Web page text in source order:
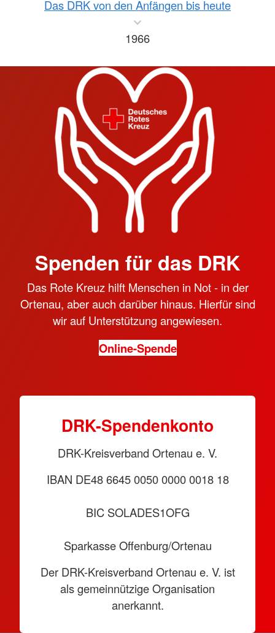
Das DRK von den Anfängen bis heute
1966
Spenden für das DRK
Das Rote Kreuz hilft Menschen in Not - in der
Ortenau, aber auch darüber hinaus. Hierfür sind
wir auf Unterstützung angewiesen.
Online-Spende
DRK-Spendenkonto
DRK-Kreisverband Ortenau e. V.
IBAN DE48 6645 0050 0000 0018 18
BIC SOLADES1OFG
Sparkasse Offenburg/Ortenau
Der DRK-Kreisverband Ortenau e. V. ist
als gemeinnützige Organisation
anerkannt.